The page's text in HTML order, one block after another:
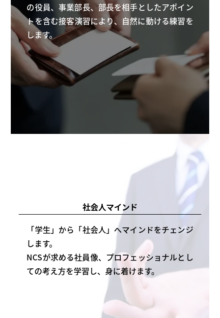
の役員、事業部長、部長を相手としたアポイン
トを含む接客演習により、自然に動ける練習を
します。
社会人マインド
「学生」から「社会人」へマインドをチェンジ
します。
NCSが求める社員像、プロフェッショナルとし
ての考え方を学習し、身に着けます。